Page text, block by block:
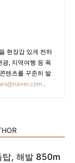
현장감 있게 전하
광, 지역여행 등 폭
텐츠를 꾸준히 발
.
탑, 해발 850m